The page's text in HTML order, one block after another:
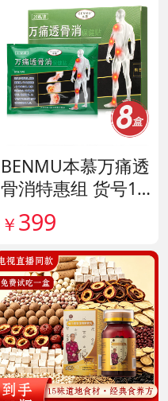
BENMU本慕万痛透
骨消特惠组 货号13
5254
￥ 399